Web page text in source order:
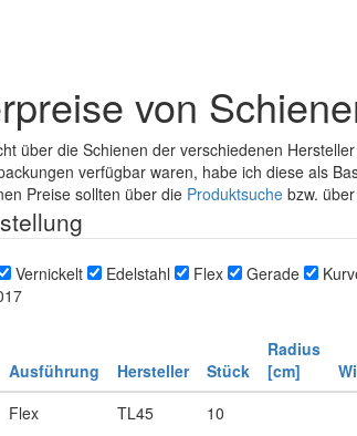
von
über die Schienen der verschiedenen
verfügbar waren, habe ich diese als
Preise sollten über die Produktsuche bzw.
Vernickelt Edelstahl Flex Gerade
Ausführung Hersteller Stück
Radius
[cm]
Flex TL45 10